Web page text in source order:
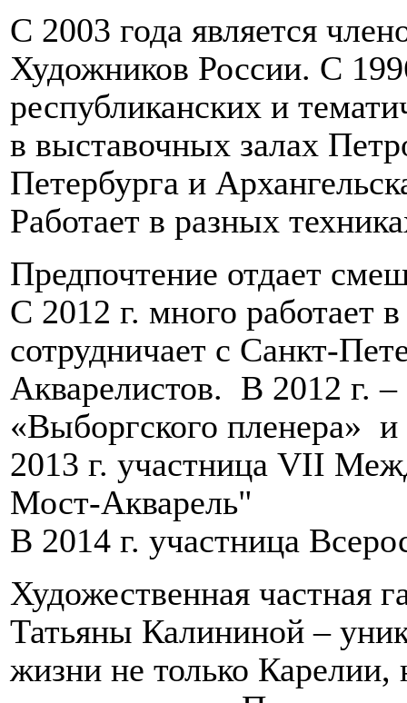
С 2003 года является
Художников России. С
республиканских и
в выставочных залах
Петербурга и
Работает в разных
Предпочтение отдает
С 2012 г. много работает
сотрудничает с Санкт-
Акварелистов. В 2012 г. –
«Выборгского пленера»
2013 г. участница VII
Мост-Акварель"
В 2014 г. участница
Художественная частная
Татьяны Калининой –
жизни не только Карелии,